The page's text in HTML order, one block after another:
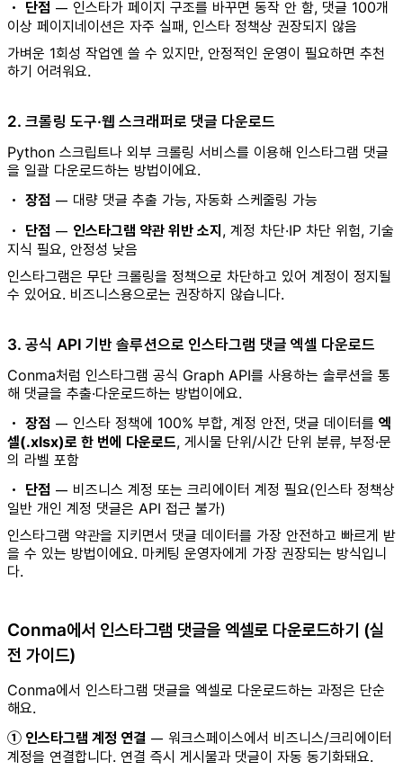
• 단점 — 인스타가 페이지 구조를 바꾸면 동작 안 함, 댓글 100개
이상 페이지네이션은 자주 실패, 인스타 정책상 권장되지 않음
가벼운 1회성 작업엔 쓸 수 있지만, 안정적인 운영이 필요하면 추천
하기 어려워요.
2. 크롤링 도구·웹 스크래퍼로 댓글 다운로드
Python 스크립트나 외부 크롤링 서비스를 이용해 인스타그램 댓글
을 일괄 다운로드하는 방법이에요.
• 장점 — 대량 댓글 추출 가능, 자동화 스케줄링 가능
• 단점 — 인스타그램 약관 위반 소지, 계정 차단·IP 차단 위험, 기술
지식 필요, 안정성 낮음
인스타그램은 무단 크롤링을 정책으로 차단하고 있어 계정이 정지될
수 있어요. 비즈니스용으로는 권장하지 않습니다.
3. 공식 API 기반 솔루션으로 인스타그램 댓글 엑셀 다운로드
Conma처럼 인스타그램 공식 Graph API를 사용하는 솔루션을 통
해 댓글을 추출·다운로드하는 방법이에요.
• 장점 — 인스타 정책에 100% 부합, 계정 안전, 댓글 데이터를 엑
셀(.xlsx)로 한 번에 다운로드, 게시물 단위/시간 단위 분류, 부정·문
의 라벨 포함
• 단점 — 비즈니스 계정 또는 크리에이터 계정 필요(인스타 정책상
일반 개인 계정 댓글은 API 접근 불가)
인스타그램 약관을 지키면서 댓글 데이터를 가장 안전하고 빠르게 받
을 수 있는 방법이에요. 마케팅 운영자에게 가장 권장되는 방식입니
다.
Conma에서 인스타그램 댓글을 엑셀로 다운로드하기 (실
전 가이드)
Conma에서 인스타그램 댓글을 엑셀로 다운로드하는 과정은 단순
해요.
① 인스타그램 계정 연결 — 워크스페이스에서 비즈니스/크리에이터
계정을 연결합니다. 연결 즉시 게시물과 댓글이 자동 동기화돼요.